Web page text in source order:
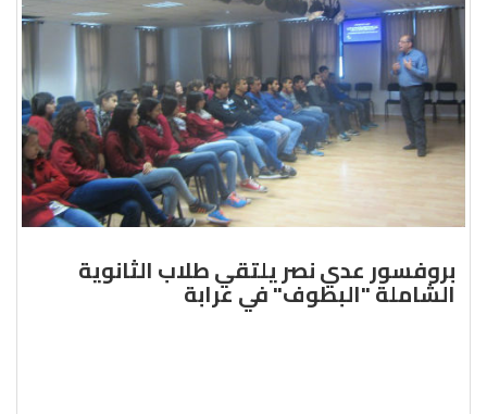
بروفسور عدي نصر يلتقي طلاب الثانوية
الشاملة "البطوف" في عرابة